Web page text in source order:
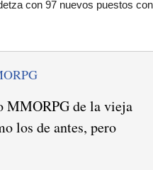
con 97 nuevos puestos
MMORPG de la vieja
los de antes, pero